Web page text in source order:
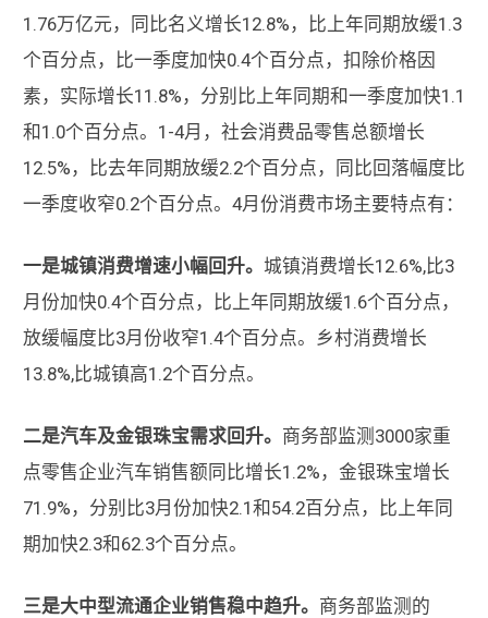
1.76万亿元，同比名义增长12.8%，比上年同期放缓1.3
个百分点，比一季度加快0.4个百分点，扣除价格因
素，实际增长11.8%，分别比上年同期和一季度加快1.1
和1.0个百分点。1-4月，社会消费品零售总额增长
12.5%，比去年同期放缓2.2个百分点，同比回落幅度比
一季度收窄0.2个百分点。4月份消费市场主要特点有：
一是城镇消费增速小幅回升。 城镇消费增长12.6%,比3
月份加快0.4个百分点，比上年同期放缓1.6个百分点，
放缓幅度比3月份收窄1.4个百分点。乡村消费增长
13.8%,比城镇高1.2个百分点。
二是汽车及金银珠宝需求回升。 商务部监测3000家重
点零售企业汽车销售额同比增长1.2%，金银珠宝增长
71.9%，分别比3月份加快2.1和54.2百分点，比上年同
期加快2.3和62.3个百分点。
三是大中型流通企业销售稳中趋升。 商务部监测的